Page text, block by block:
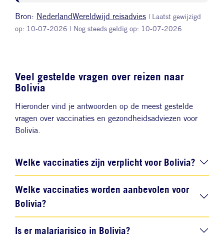
Bron: NederlandWereldwijd reisadvies | Laatst gewijzigd
op: 10-07-2026 | Nog steeds geldig op: 10-07-2026
Veel gestelde vragen over reizen naar
Bolivia
Hieronder vind je antwoorden op de meest gestelde
vragen over vaccinaties en gezondheidsadviezen voor
Bolivia.
Welke vaccinaties zijn verplicht voor Bolivia?
Welke vaccinaties worden aanbevolen voor
Bolivia?
Is er malariarisico in Bolivia?